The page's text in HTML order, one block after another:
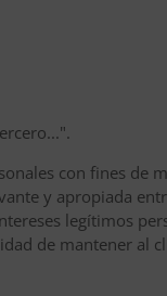
con fines de
y apropiada
legítimos
de mantener al